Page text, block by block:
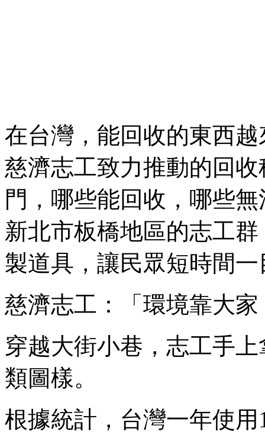
在台灣，能回收的東西
慈濟志工致力推動的回
門，哪些能回收，哪些
新北市板橋地區的志工
製道具，讓民眾短時間
慈濟志工：「環境靠大
穿越大街小巷，志工手
類圖樣。
根據統計，台灣一年使